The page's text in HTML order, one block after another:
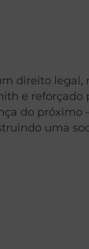
direito legal,
e reforçado
do próximo
uma